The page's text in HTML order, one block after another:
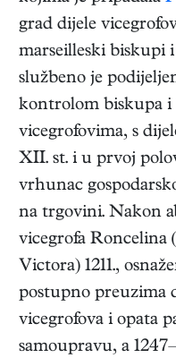
grad dijele
marseilleski biskupi
službeno je
kontrolom biskupa
vicegrofovima, s
XII. st. i u prvoj
vrhunac
na trgovini. Nakon
vicegrofa Roncelina
Victora) 1211.,
postupno preuzima
vicegrofova i opata
samoupravu, a